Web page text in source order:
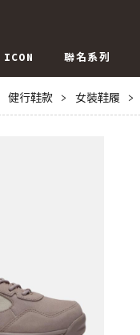
ICON 聯名系列
健行鞋款 > 女裝鞋履 >